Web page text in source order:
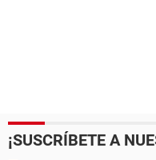
¡SUSCRÍBETE A